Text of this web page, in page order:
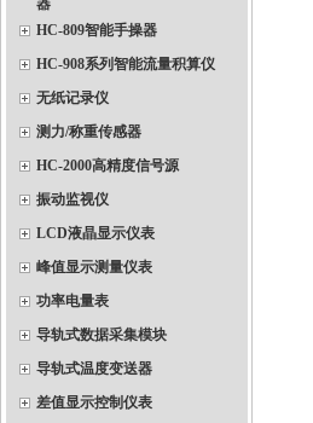
器
HC-809智能手操器
HC-908系列智能流量积算仪
无纸记录仪
测力/称重传感器
HC-2000高精度信号源
振动监视仪
LCD液晶显示仪表
峰值显示测量仪表
功率电量表
导轨式数据采集模块
导轨式温度变送器
差值显示控制仪表